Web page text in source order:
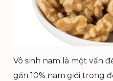
Vô sinh nam là một vấn
gần 10% nam giới trong